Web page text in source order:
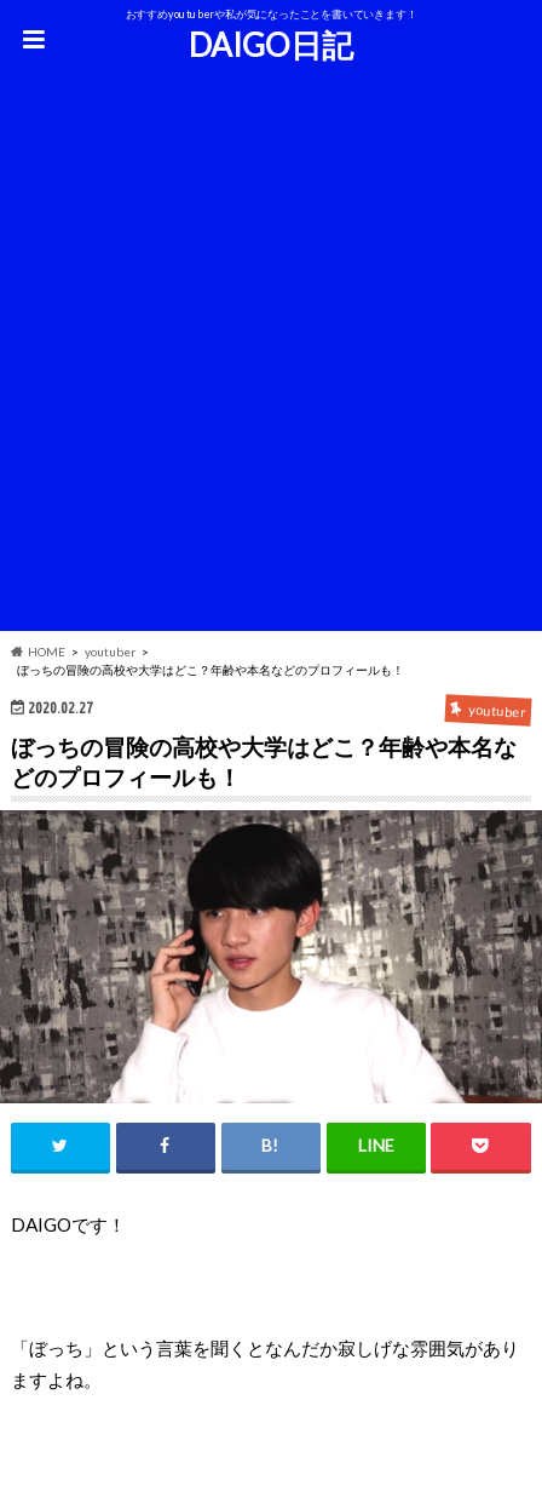
おすすめyoutuberや私が気になったことを書いていきます！
DAIGO日記
HOME
youtuber
ぼっちの冒険の高校や大学はどこ？年齢や本名などのプロフィールも！
2020.02.27 youtuber
ぼっちの冒険の高校や大学はどこ？年齢や本名な
どのプロフィールも！
DAIGOです！
「ぼっち」という言葉を聞くとなんだか寂しげな雰囲気があり
ますよね。